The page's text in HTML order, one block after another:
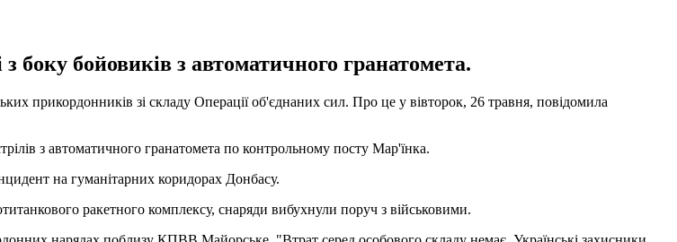
боку бойовиків з автоматичного гранатомета.
прикордонників зі складу Операції об'єднаних сил. Про це у вівторок, 26 травня, повідомила
з автоматичного гранатомета по контрольному посту Мар'їнка.
на гуманітарних коридорах Донбасу.
ракетного комплексу, снаряди вибухнули поруч з військовими.